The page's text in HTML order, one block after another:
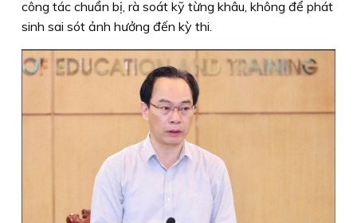
công tác chuẩn bị, rà soát kỹ từng khâu, không để phát
sinh sai sót ảnh hưởng đến kỳ thi.